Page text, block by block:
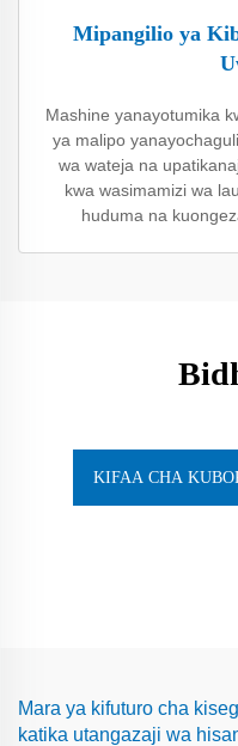
Mipangilio ya
Mashine yanayotumika
ya malipo
wa wateja na
kwa wasimamizi wa
huduma na
KIFAA CHA
Mara ya kifuturo cha
katika utangazaji wa